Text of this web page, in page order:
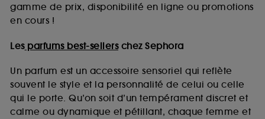
gamme de prix, disponibilité en ligne ou promotions
en cours !
Lesparfums best-sellerschez Sephora
Un parfum est un accessoire sensoriel qui reflète
souvent le style et la personnalité de celui ou celle
qui le porte. Qu’on soit d’un tempérament discret et
calme ou dynamique et pétillant, chaque femme et